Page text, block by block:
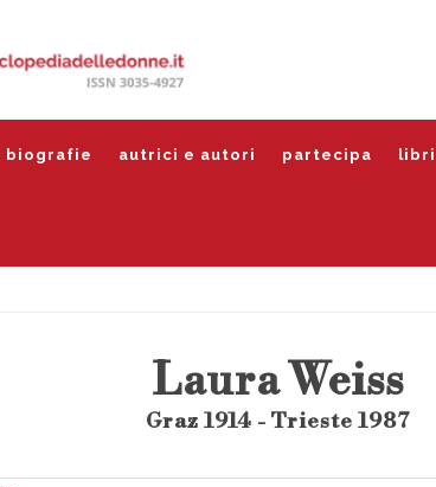
biografie autrici e autori partecipa libri
Laura Weiss
Graz 1914 - Trieste 1987